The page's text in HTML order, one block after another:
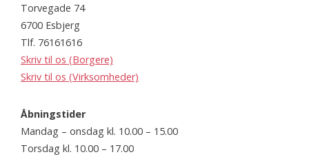
Torvegade 74
6700 Esbjerg
Tlf. 76161616
Skriv til os (Borgere)
Skriv til os (Virksomheder)
Åbningstider
Mandag – onsdag kl. 10.00 – 15.00
Torsdag kl. 10.00 – 17.00